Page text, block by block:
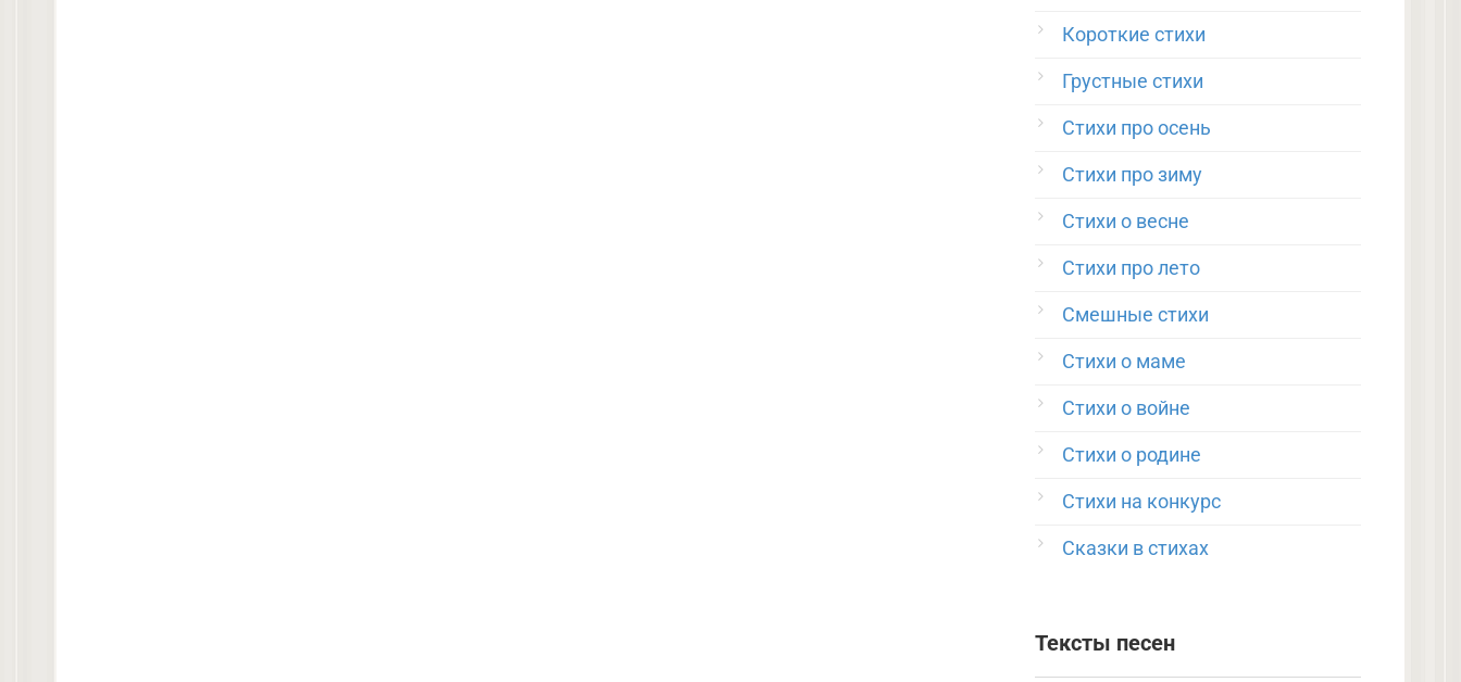
Короткие стихи
Грустные стихи
Стихи про осень
Стихи про зиму
Стихи о весне
Стихи про лето
Смешные стихи
Стихи о маме
Стихи о войне
Стихи о родине
Стихи на конкурс
Сказки в стихах
Тексты песен